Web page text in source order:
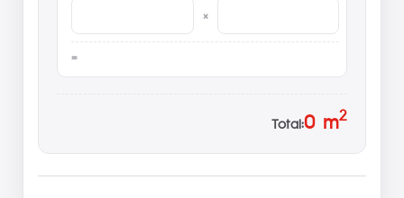
×
Total:0m2